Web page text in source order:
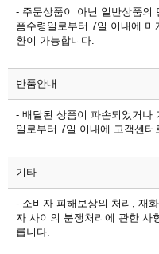
- 주문상품이 아닌 일반상품의
품수령일로부터 7일 이내에
환이 가능합니다.
반품안내
- 배달된 상품이 파손되었거나
일로부터 7일 이내에 고객센
기타
- 소비자 피해보상의 처리, 재
자 사이의 분쟁처리에 관한 사
릅니다.